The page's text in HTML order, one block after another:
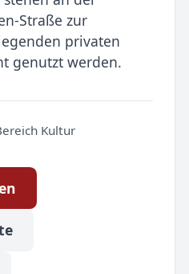
Straße zur
privaten
genutzt werden.
Kultur